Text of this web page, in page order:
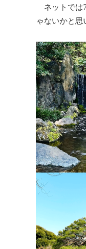
ネットでは
ゃないかと思